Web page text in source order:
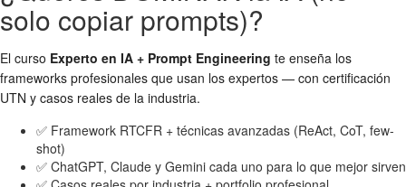
solo copiar prompts)?
El curso Experto en IA + Prompt Engineering te enseña los
frameworks profesionales que usan los expertos — con certificación
UTN y casos reales de la industria.
✅ Framework RTCFR + técnicas avanzadas (ReAct, CoT, few-
shot)
✅ ChatGPT, Claude y Gemini cada uno para lo que mejor sirven